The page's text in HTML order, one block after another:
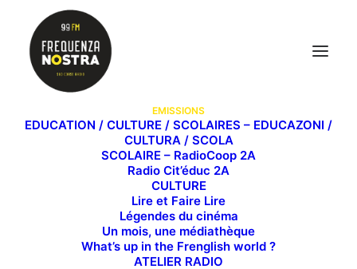
EMISSIONS
EDUCATION / CULTURE / SCOLAIRES – EDUCAZONI /
CULTURA / SCOLA
SCOLAIRE – RadioCoop 2A
Radio Cit’éduc 2A
CULTURE
Lire et Faire Lire
Légendes du cinéma
Un mois, une médiathèque
What’s up in the Frenglish world ?
ATELIER RADIO
Il était une fois... les
peuples de la mer